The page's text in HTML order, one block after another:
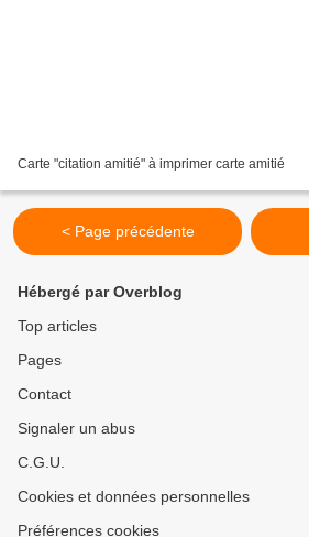
Carte "citation amitié" à imprimer carte amitié
< Page précédente
Hébergé par Overblog
Top articles
Pages
Contact
Signaler un abus
C.G.U.
Cookies et données personnelles
Préférences cookies